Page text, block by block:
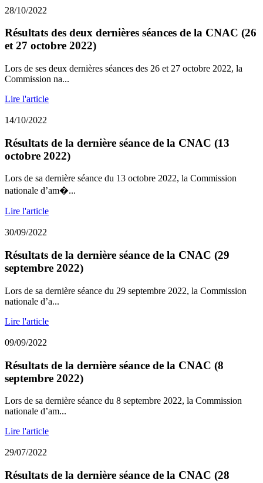
28/10/2022
Résultats des deux dernières séances de la CNAC (26
et 27 octobre 2022)
Lors de ses deux dernières séances des 26 et 27 octobre 2022, la
Commission na...
Lire l'article
14/10/2022
Résultats de la dernière séance de la CNAC (13
octobre 2022)
Lors de sa dernière séance du 13 octobre 2022, la Commission
nationale d’am�...
Lire l'article
30/09/2022
Résultats de la dernière séance de la CNAC (29
septembre 2022)
Lors de sa dernière séance du 29 septembre 2022, la Commission
nationale d’a...
Lire l'article
09/09/2022
Résultats de la dernière séance de la CNAC (8
septembre 2022)
Lors de sa dernière séance du 8 septembre 2022, la Commission
nationale d’am...
Lire l'article
29/07/2022
Résultats de la dernière séance de la CNAC (28